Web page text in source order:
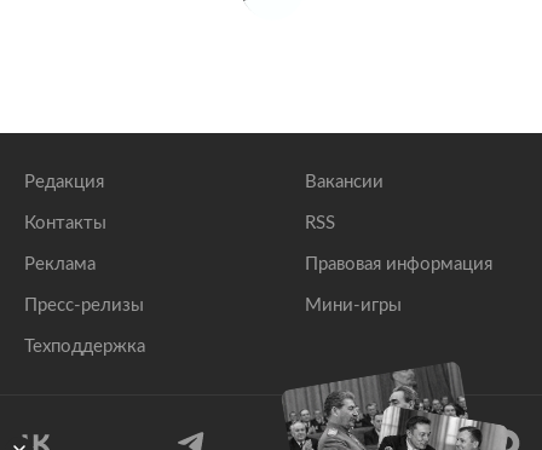
Редакция
Контакты
Реклама
Пресс-релизы
Техподдержка
Вакансии
RSS
Правовая информация
Мини-игры